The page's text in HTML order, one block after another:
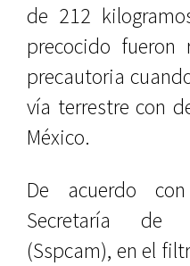
de 212
precocido fueron
precautoria
vía terrestre con
México.
De acuerdo
Secretaría de
(Sspcam), en el